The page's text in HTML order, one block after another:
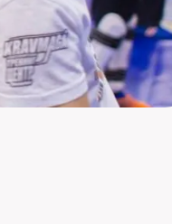
Лагеря
Походы и отдых на